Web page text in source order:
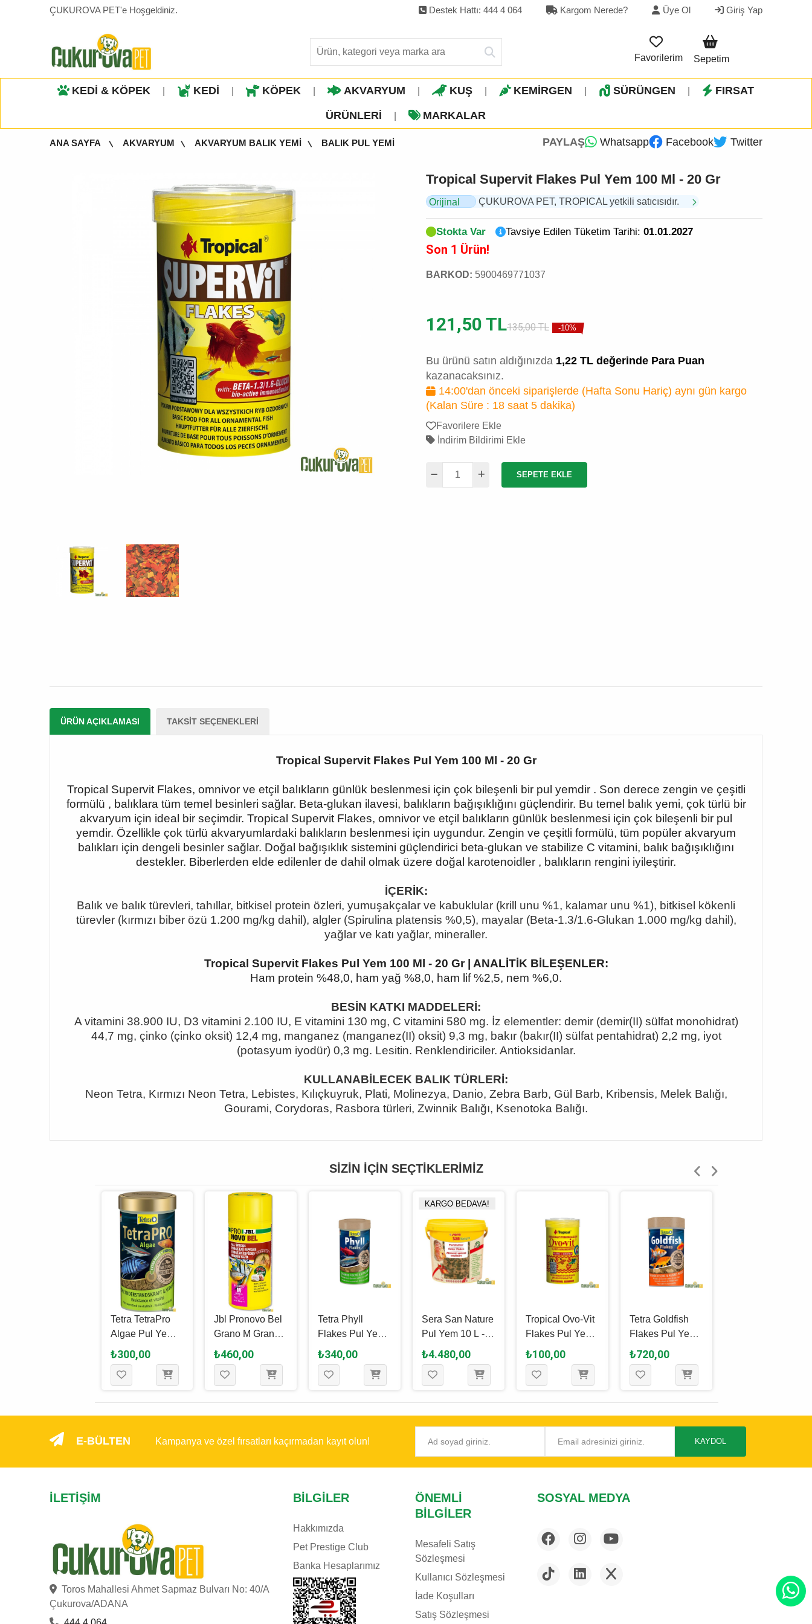
ÇUKUROVA PET'e Hoşgeldiniz. Destek Hattı: 444 4 064 Kargom Nerede? Üye Ol Giriş Yap
Favorilerim Sepetim
KEDİ & KÖPEK KEDİ KÖPEK AKVARYUM KUŞ KEMİRGEN SÜRÜNGEN FIRSAT
ÜRÜNLERI MARKALAR
ANA SAYFA AKVARYUM AKVARYUM BALIK YEMİ BALIK PUL YEMİ PAYLAŞ Whatsapp Facebook Twitter
Tropical Supervit Flakes Pul Yem 100 Ml - 20 Gr
Orijinal
ÇUKUROVA PET, TROPICAL yetkili satıcısıdır.
Stokta Var Tavsiye Edilen Tüketim Tarihi: 01.01.2027
Son 1 Ürün!
BARKOD: 5900469771037
121,50 TL135,00 TL -10%
Bu ürünü satın aldığınızda 1,22 TL değerinde Para Puan
kazanacaksınız.
14:00'dan önceki siparişlerde (Hafta Sonu Hariç) aynı gün kargo
(Kalan Süre : 18 saat 5 dakika)
Favorilere Ekle
İndirim Bildirimi Ekle
SEPETE EKLE
ÜRÜN AÇIKLAMASI TAKSIT SEÇENEKLERI
Tropical Supervit Flakes Pul Yem 100 Ml - 20 Gr
Tropical Supervit Flakes, omnivor ve etçil balıkların günlük beslenmesi için çok bileşenli bir pul yemdir . Son derece zengin ve çeşitli
formülü , balıklara tüm temel besinleri sağlar. Beta-glukan ilavesi, balıkların bağışıklığını güçlendirir. Bu temel balık yemi, çok türlü bir
akvaryum için ideal bir seçimdir. Tropical Supervit Flakes, omnivor ve etçil balıkların günlük beslenmesi için çok bileşenli bir pul
yemdir. Özellikle çok türlü akvaryumlardaki balıkların beslenmesi için uygundur. Zengin ve çeşitli formülü, tüm popüler akvaryum
balıkları için dengeli besinler sağlar. Doğal bağışıklık sistemini güçlendirici beta-glukan ve stabilize C vitamini, balık bağışıklığını
destekler. Biberlerden elde edilenler de dahil olmak üzere doğal karotenoidler , balıkların rengini iyileştirir.
İÇERİK:
Balık ve balık türevleri, tahıllar, bitkisel protein özleri, yumuşakçalar ve kabuklular (krill unu %1, kalamar unu %1), bitkisel kökenli
türevler (kırmızı biber özü 1.200 mg/kg dahil), algler (Spirulina platensis %0,5), mayalar (Beta-1.3/1.6-Glukan 1.000 mg/kg dahil),
yağlar ve katı yağlar, mineraller.
Tropical Supervit Flakes Pul Yem 100 Ml - 20 Gr | ANALİTİK BİLEŞENLER:
Ham protein %48,0, ham yağ %8,0, ham lif %2,5, nem %6,0.
BESİN KATKI MADDELERİ:
A vitamini 38.900 IU, D3 vitamini 2.100 IU, E vitamini 130 mg, C vitamini 580 mg. İz elementler: demir (demir(II) sülfat monohidrat)
44,7 mg, çinko (çinko oksit) 12,4 mg, manganez (manganez(II) oksit) 9,3 mg, bakır (bakır(II) sülfat pentahidrat) 2,2 mg, iyot
(potasyum iyodür) 0,3 mg. Lesitin. Renklendiriciler. Antioksidanlar.
KULLANABİLECEK BALIK TÜRLERİ:
Neon Tetra, Kırmızı Neon Tetra, Lebistes, Kılıçkuyruk, Plati, Molinezya, Danio, Zebra Barb, Gül Barb, Kribensis, Melek Balığı,
Gourami, Corydoras, Rasbora türleri, Zwinnik Balığı, Ksenotoka Balığı.
SIZIN İÇIN SEÇTIKLERIMIZ
Tetra TetraPro
Algae Pul Yem
250 Ml - 45 Gr
₺300,00
Jbl Pronovo Bel
Grano M Granül
Yem 250 Ml -
125 Gr
₺460,00
Tetra Phyll
Flakes Pul Yem
250 Ml - 52 Gr
₺340,00
KARGO BEDAVA!
Sera San Nature
Pul Yem 10 L - 2
Kg
₺4.480,00
Tropical Ovo-Vit
Flakes Pul Yem
100 Ml - 20 Gr
₺100,00
Tetra Goldfish
Flakes Pul Yem
1 L - 200 Gr
₺720,00
E-BÜLTEN Kampanya ve özel fırsatları kaçırmadan kayıt olun! KAYDOL
İLETIŞIM
Toros Mahallesi Ahmet Sapmaz Bulvarı No: 40/A
Çukurova/ADANA
BILGILER
Hakkımızda
Pet Prestige Club
Banka Hesaplarımız
ÖNEMLI
BILGILER
Mesafeli Satış
Sözleşmesi
Kullanıcı Sözleşmesi
İade Koşulları
Satış Sözleşmesi
SOSYAL MEDYA